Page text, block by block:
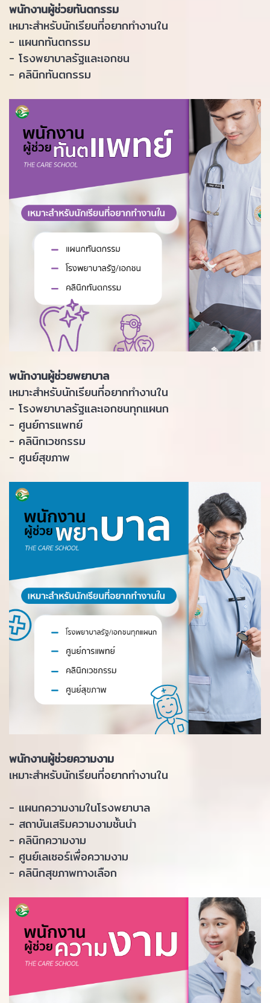
พนักงานผู้ช่วยทันตกรรม
เหมาะสำหรับนักเรียนที่อยากทำงานใน
- แผนกทันตกรรม
- โรงพยาบาลรัฐและเอกชน
- คลินิกทันตกรรม
พนักงานผู้ช่วยพยาบาล
เหมาะสำหรับนักเรียนที่อยากทำงานใน
- โรงพยาบาลรัฐและเอกชนทุกแผนก
- ศูนย์การแพทย์
- คลินิกเวชกรรม
- ศูนย์สุขภาพ
พนักงานผู้ช่วยความงาม
เหมาะสำหรับนักเรียนที่อยากทำงานใน
- แผนกความงามในโรงพยาบาล
- สถาบันเสริมความงามชั้นนำ
- คลินิกความงาม
- ศูนย์เลเซอร์เพื่อความงาม
- คลินิกสุขภาพทางเลือก